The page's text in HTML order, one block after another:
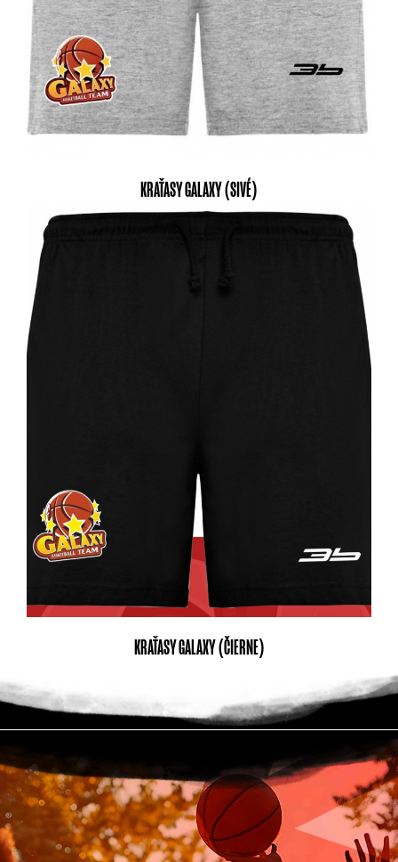
KRAŤASY GALAXY (SIVÉ)
KRAŤASY GALAXY (ČIERNE)